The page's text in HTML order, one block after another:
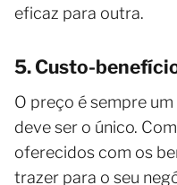
eficaz para outra.
5. Custo-
O preço é sempre
deve ser o único.
oferecidos com os
trazer para o seu